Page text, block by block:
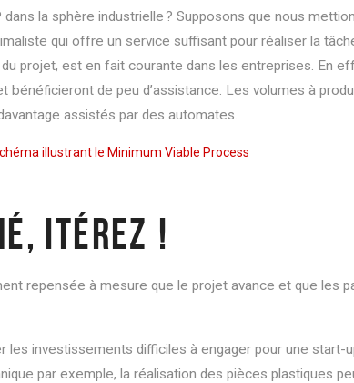
la sphère industrielle ? Supposons que nous
qui offre un service suffisant pour réaliser la
projet, est en fait courante dans les entreprises. En
de peu d’assistance. Les volumes à
assistés par des automates.
ITÉREZ !
repensée à mesure que le projet avance et que les
investissements difficiles à engager pour une start-
par exemple, la réalisation des pièces plastiques